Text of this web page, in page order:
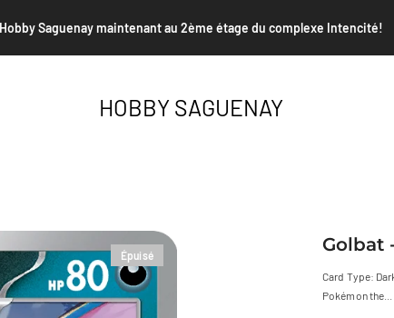
Envoi PSA et TAG de janvier - Date limite le 25 janvier 2026
HOBBY SAGUENAY
Épuisé Golbat
Card Type:
Pokémon the...